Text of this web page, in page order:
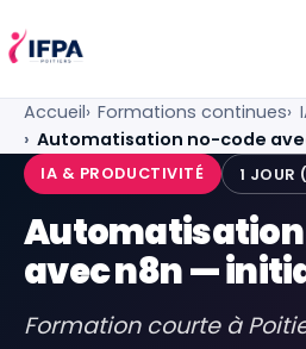
IFPA Poitiers — Centre de
Accueil Formations continues
Automatisation no-code
IA & PRODUCTIVITÉ 1 JOUR
avec n8n —
Formation courte à